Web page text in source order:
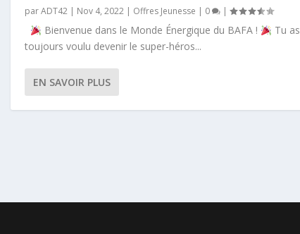
parADT42| Nov 4, 2022| Offres Jeunesse | 0 |
Bienvenue dans le Monde Énergique du BAFA !
Tu as
toujours voulu devenir le super-héros...
EN SAVOIR PLUS